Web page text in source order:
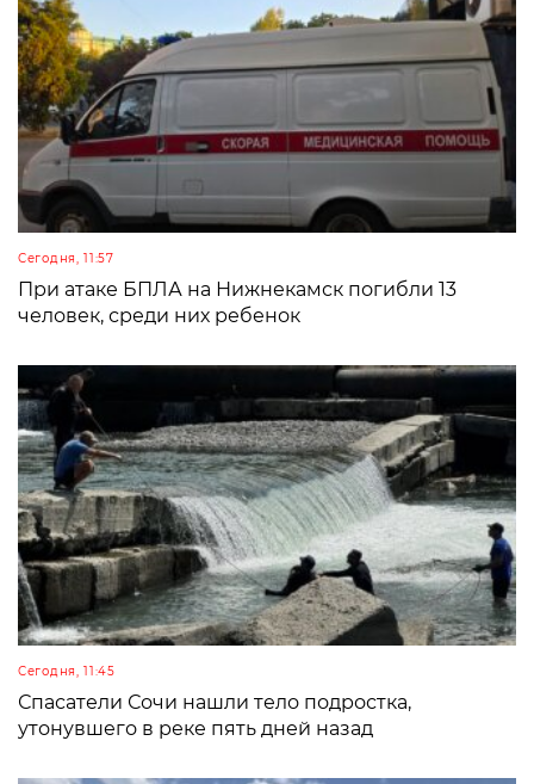
Сегодня, 11:57
При атаке БПЛА на Нижнекамск погибли 13
человек, среди них ребенок
Сегодня, 11:45
Спасатели Сочи нашли тело подростка,
утонувшего в реке пять дней назад